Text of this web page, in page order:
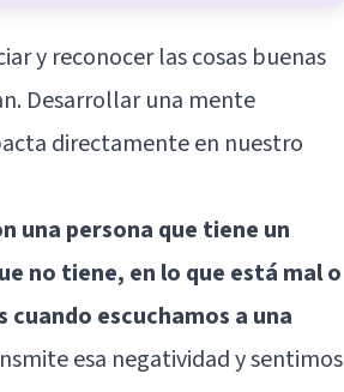
y reconocer las cosas buenas
Desarrollar una mente
directamente en nuestro
una persona que tiene un
no tiene, en lo que está mal o
escuchamos a una
esa negatividad y sentimos